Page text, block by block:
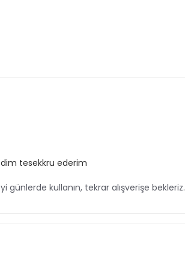
tesekkru ederim
kullanın, tekrar alışverişe bekleriz.